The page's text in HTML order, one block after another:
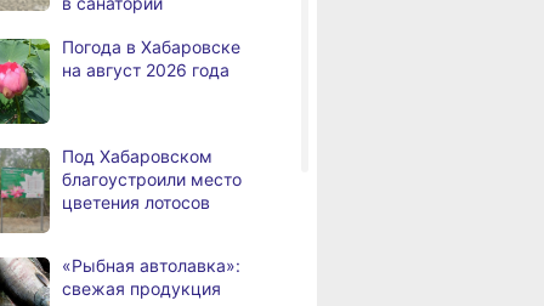
в Хабаровском крае
В Хабаровском крае
Уровень Амура
у Хабаровска достиг 423
подниматься
В администрации
Погода в Хабаровске
на август 2026 года
Под Хабаровском
благоустроили место
цветения лотосов
«Рыбная автолавка»:
свежая продукция